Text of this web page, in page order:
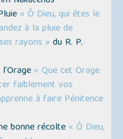
« Ô Dieu, qui êtes le
à la pluie de
rayons » du R. P.
« Que cet Orage
faiblement vos
à faire Pénitence
bonne récolte « Ô Dieu,